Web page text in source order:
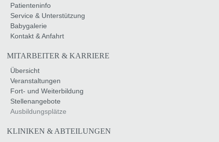
Patienteninfo
Service & Unterstützung
Babygalerie
Kontakt & Anfahrt
MITARBEITER & KARRIERE
Übersicht
Veranstaltungen
Fort- und Weiterbildung
Stellenangebote
Ausbildungsplätze
KLINIKEN & ABTEILUNGEN